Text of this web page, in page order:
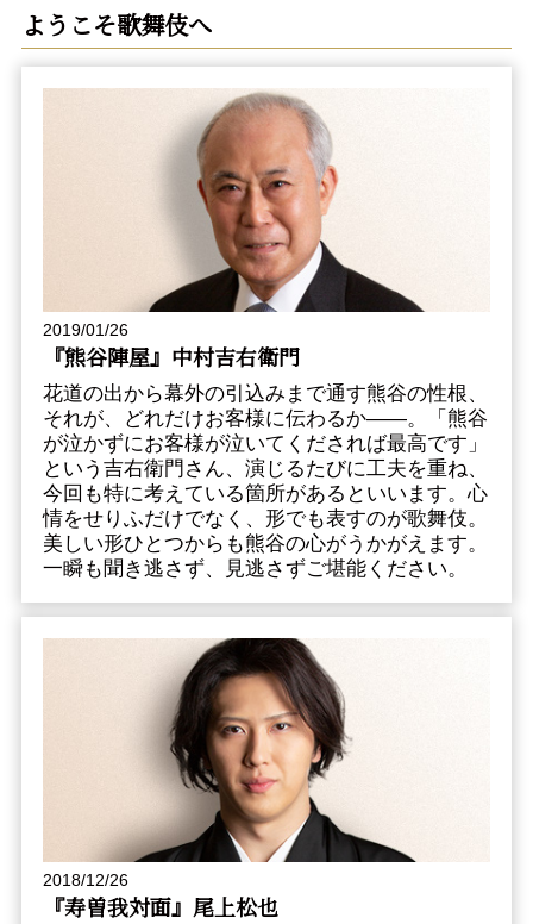
ようこそ歌舞伎へ
2019/01/26
『熊谷陣屋』中村吉右衛門
花道の出から幕外の引込みまで通す熊谷の性根、
それが、どれだけお客様に伝わるか――。「熊谷
が泣かずにお客様が泣いてくだされば最高です」
という吉右衛門さん、演じるたびに工夫を重ね、
今回も特に考えている箇所があるといいます。心
情をせりふだけでなく、形でも表すのが歌舞伎。
美しい形ひとつからも熊谷の心がうかがえます。
一瞬も聞き逃さず、見逃さずご堪能ください。
2018/12/26
『寿曽我対面』尾上松也